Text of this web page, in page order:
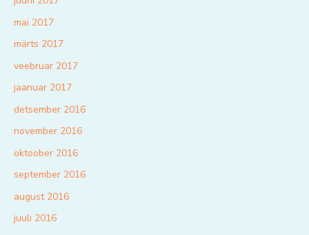
mai 2017
märts 2017
veebruar 2017
jaanuar 2017
detsember 2016
november 2016
oktoober 2016
september 2016
august 2016
juuli 2016